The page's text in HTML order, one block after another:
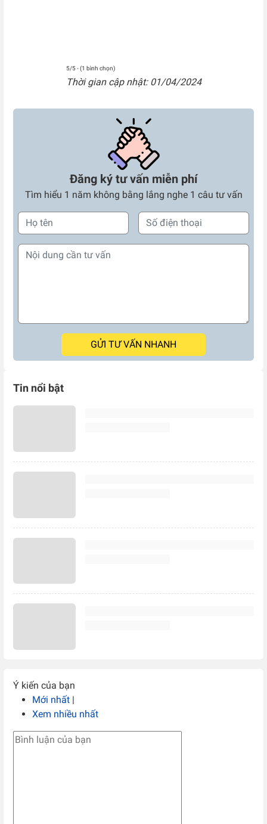
5/5 - (1 bình chọn)
Thời gian cập nhật: 01/04/2024
Đăng ký tư vấn miễn phí
Tìm hiểu 1 năm không bằng lắng nghe 1 câu tư vấn
GỬI TƯ VẤN NHANH
Tin nổi bật
Ý kiến của bạn
Mới nhất |
Xem nhiều nhất